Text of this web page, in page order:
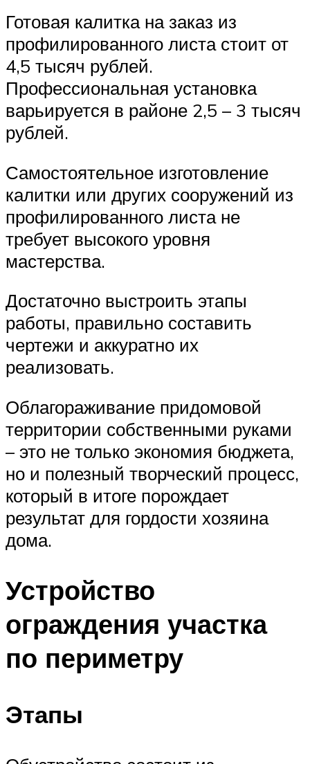
Готовая калитка на заказ из
профилированного листа стоит от
4,5 тысяч рублей.
Профессиональная установка
варьируется в районе 2,5 – 3 тысяч
рублей.
Самостоятельное изготовление
калитки или других сооружений из
профилированного листа не
требует высокого уровня
мастерства.
Достаточно выстроить этапы
работы, правильно составить
чертежи и аккуратно их
реализовать.
Облагораживание придомовой
территории собственными руками
– это не только экономия бюджета,
но и полезный творческий процесс,
который в итоге порождает
результат для гордости хозяина
дома.
Устройство
ограждения участка
по периметру
Этапы